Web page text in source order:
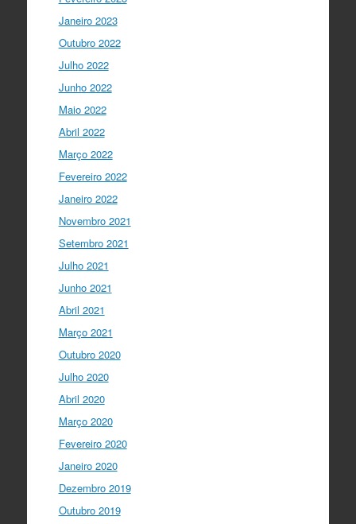
Acompanhe li…
twitter.com/i/web/status/1…
I Gulbenkian Ciência
@EMBO
@ERC_Research
@IGCiencia
Janeiro 2023
Outubro 2022
Julho 2022
Junho 2022
Maio 2022
Abril 2022
Março 2022
Fevereiro 2022
Janeiro 2022
Novembro 2021
Setembro 2021
Julho 2021
Junho 2021
Abril 2021
Março 2021
Outubro 2020
Julho 2020
Abril 2020
Março 2020
Fevereiro 2020
Janeiro 2020
Dezembro 2019
Outubro 2019